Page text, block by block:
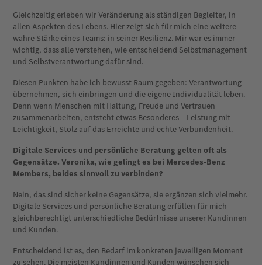
Gleichzeitig erleben wir Veränderung als ständigen Begleiter, in
allen Aspekten des Lebens. Hier zeigt sich für mich eine weitere
wahre Stärke eines Teams: in seiner Resilienz. Mir war es immer
wichtig, dass alle verstehen, wie entscheidend Selbstmanagement
und Selbstverantwortung dafür sind.
Diesen Punkten habe ich bewusst Raum gegeben: Verantwortung
übernehmen, sich einbringen und die eigene Individualität leben.
Denn wenn Menschen mit Haltung, Freude und Vertrauen
zusammenarbeiten, entsteht etwas Besonderes – Leistung mit
Leichtigkeit, Stolz auf das Erreichte und echte Verbundenheit.
Digitale Services und persönliche Beratung gelten oft als
Gegensätze. Veronika, wie gelingt es bei Mercedes-Benz
Members, beides sinnvoll zu verbinden?
Nein, das sind sicher keine Gegensätze, sie ergänzen sich vielmehr.
Digitale Services und persönliche Beratung erfüllen für mich
gleichberechtigt unterschiedliche Bedürfnisse unserer Kundinnen
und Kunden.
Entscheidend ist es, den Bedarf im konkreten jeweiligen Moment
zu sehen. Die meisten Kundinnen und Kunden wünschen sich